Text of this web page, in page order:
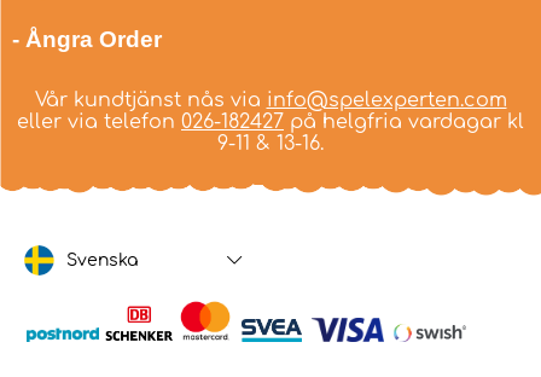
- Ångra Order
Vår kundtjänst nås via info@spelexperten.com
eller via telefon 026-182427 på helgfria vardagar kl
9-11 & 13-16.
Svenska